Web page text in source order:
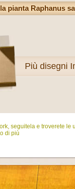
pianta Raphanus
Più disegni
seguitela e troverete le
di più